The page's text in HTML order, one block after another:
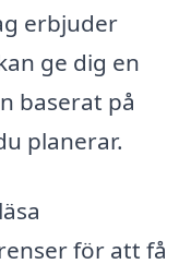
erbjuder
ge dig en
baserat på
planerar.
för att få